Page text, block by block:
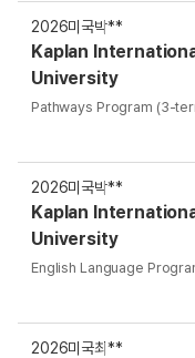
2026미국박**
Kaplan
University
Pathways Program (3-
2026미국박**
Kaplan
University
English Language
2026미국최**